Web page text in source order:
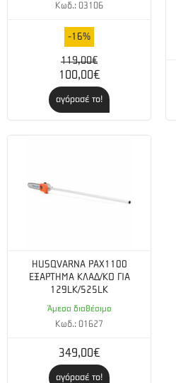
Κωδ.: 03106
-16%
119,00€
100,00€
αγόρασέ το!
HUSQVARNA PAX1100
ΕΞΑΡΤΗMΑ ΚΛΑΔ/ΚΟ ΓΙΑ
129LK/525LK
Άμεσα διαθέσιμο
Κωδ.: 01627
349,00€
αγόρασέ το!